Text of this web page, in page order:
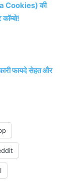
Cookies) की
फायदे सेहत और